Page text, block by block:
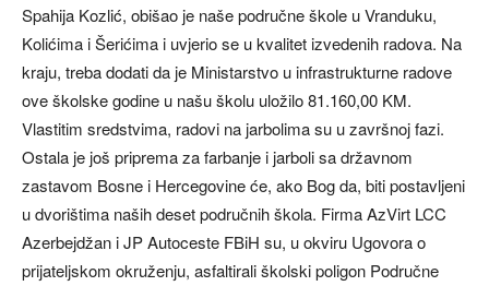
Spahija Kozlić, obišao je naše područne škole u Vranduku,
Kolićima i Šerićima i uvjerio se u kvalitet izvedenih radova. Na
kraju, treba dodati da je Ministarstvo u infrastrukturne radove
ove školske godine u našu školu uložilo 81.160,00 KM.
Vlastitim sredstvima, radovi na jarbolima su u završnoj fazi.
Ostala je još priprema za farbanje i jarboli sa državnom
zastavom Bosne i Hercegovine će, ako Bog da, biti postavljeni
u dvorištima naših deset područnih škola. Firma AzVirt LCC
Azerbejdžan i JP Autoceste FBiH su, u okviru Ugovora o
prijateljskom okruženju, asfaltirali školski poligon Područne